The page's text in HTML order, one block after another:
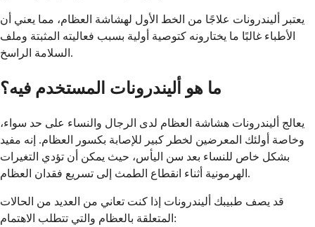
يعتبر أليندرونات علاجًا من الخط الأول لهشاشة العظام، مما يعني أن
الأطباء غالبًا ما يختارونه كتوصية أولية بسبب فعاليته المثبتة وملف
السلامة الراسخ.
ما هو أليندرونات المستخدم فيه؟
يعالج أليندرونات هشاشة العظام لدى الرجال والنساء على حد سواء،
وخاصة أولئك المعرضين لخطر كبير للإصابة بكسور العظام. إنه مفيد
بشكل خاص للنساء بعد سن اليأس، حيث يمكن أن تؤدي التغيرات
الهرمونية أثناء انقطاع الطمث إلى تسريع فقدان العظام.
قد يصف طبيبك أليندرونات إذا كنت تعاني من العديد من الحالات
المتعلقة بالعظام والتي تتطلب الاهتمام: